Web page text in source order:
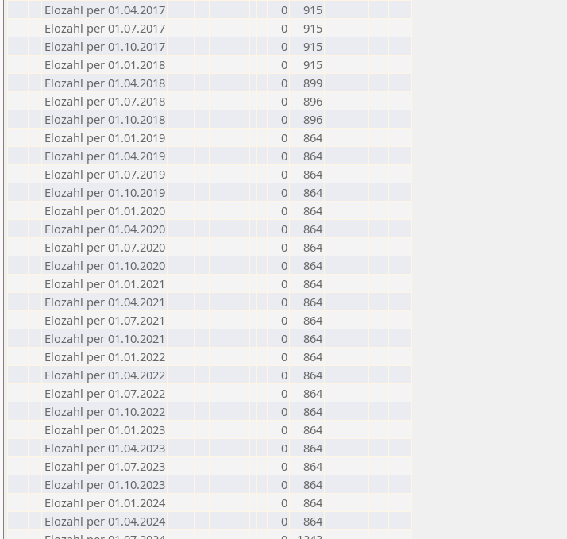
Elozahl per 01.04.2017
0
915
Elozahl per 01.07.2017
0
915
Elozahl per 01.10.2017
0
915
Elozahl per 01.01.2018
0
915
Elozahl per 01.04.2018
0
899
Elozahl per 01.07.2018
0
896
Elozahl per 01.10.2018
0
896
Elozahl per 01.01.2019
0
864
Elozahl per 01.04.2019
0
864
Elozahl per 01.07.2019
0
864
Elozahl per 01.10.2019
0
864
Elozahl per 01.01.2020
0
864
Elozahl per 01.04.2020
0
864
Elozahl per 01.07.2020
0
864
Elozahl per 01.10.2020
0
864
Elozahl per 01.01.2021
0
864
Elozahl per 01.04.2021
0
864
Elozahl per 01.07.2021
0
864
Elozahl per 01.10.2021
0
864
Elozahl per 01.01.2022
0
864
Elozahl per 01.04.2022
0
864
Elozahl per 01.07.2022
0
864
Elozahl per 01.10.2022
0
864
Elozahl per 01.01.2023
0
864
Elozahl per 01.04.2023
0
864
Elozahl per 01.07.2023
0
864
Elozahl per 01.10.2023
0
864
Elozahl per 01.01.2024
0
864
Elozahl per 01.04.2024
0
864